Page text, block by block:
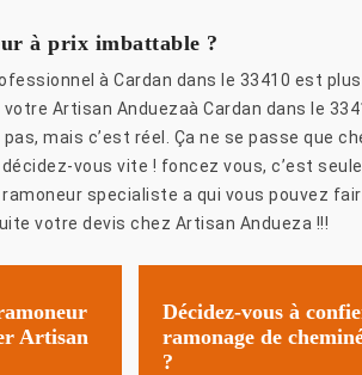
à prix imbattable ?
à Cardan dans le 33410 est
Artisan Anduezaà Cardan dans le
mais c’est réel. Ça ne se passe que
vous vite ! foncez vous, c’est
specialiste a qui vous pouvez
votre devis chez Artisan Andueza !!!
Artisan
Décidez-vous à
ramonage de
?